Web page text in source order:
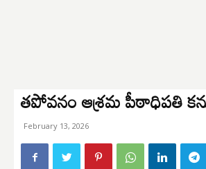
తపోవనం ఆశ్రమ పీఠాధిపతి
February 13, 2026